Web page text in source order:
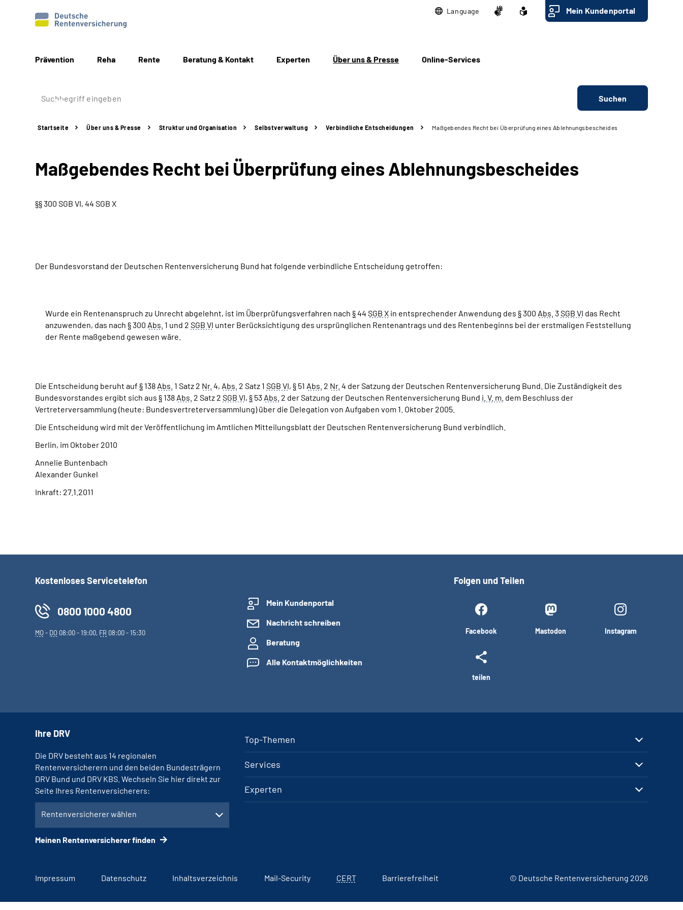
Language Mein Kundenportal
Prävention Reha Rente Beratung & Kontakt Experten Über uns & Presse Online-Services
Suchen
Startseite Über uns & Presse Struktur und Organisation Selbstverwaltung Verbindliche Entscheidungen Maßgebendes Recht bei Überprüfung eines Ablehnungsbescheides
Maßgebendes Recht bei Überprüfung eines Ablehnungsbescheides
§§ 300 SGB VI, 44 SGB X
Der Bundesvorstand der Deutschen Rentenversicherung Bund hat folgende verbindliche Entscheidung getroffen:
Wurde ein Rentenanspruch zu Unrecht abgelehnt, ist im Überprüfungsverfahren nach §44 SGB X in entsprechender Anwendung des §300 Abs. 3SGB VI das Recht
anzuwenden, das nach §300 Abs. 1 und 2 SGB VI unter Berücksichtigung des ursprünglichen Rentenantrags und des Rentenbeginns bei der erstmaligen Feststellung
der Rente maßgebend gewesen wäre.
Die Entscheidung beruht auf § 138 Abs. 1 Satz 2 Nr. 4, Abs. 2 Satz 1 SGB VI, § 51 Abs. 2 Nr. 4 der Satzung der Deutschen Rentenversicherung Bund. Die Zuständigkeit des
Bundesvorstandes ergibt sich aus § 138 Abs. 2 Satz 2 SGB VI, § 53 Abs. 2 der Satzung der Deutschen Rentenversicherung Bund i. V. m. dem Beschluss der
Vertreterversammlung (heute: Bundesvertreterversammlung) über die Delegation von Aufgaben vom 1. Oktober 2005.
Die Entscheidung wird mit der Veröffentlichung im Amtlichen Mitteilungsblatt der Deutschen Rentenversicherung Bund verbindlich.
Berlin, im Oktober 2010
Annelie Buntenbach
Alexander Gunkel
Inkraft: 27.1.2011
Kostenloses Servicetelefon
0800 1000 4800
MO- DO 08:00 - 19:00, FR 08:00 - 15:30
Mein Kundenportal
Nachricht schreiben
Beratung
Alle Kontaktmöglichkeiten
Folgen und Teilen
Facebook Mastodon Instagram
teilen
Top-Themen
Services
Experten
Ihre DRV
Die DRV besteht aus 14 regionalen
Rentenversicherern und den beiden Bundesträgern
DRV Bund und DRV KBS. Wechseln Sie hier direkt zur
Seite Ihres Rentenversicherers:
Rentenversicherer wählen
Meinen Rentenversicherer finden
Impressum Datenschutz Inhaltsverzeichnis Mail-Security CERT Barrierefreiheit © Deutsche Rentenversicherung 2026